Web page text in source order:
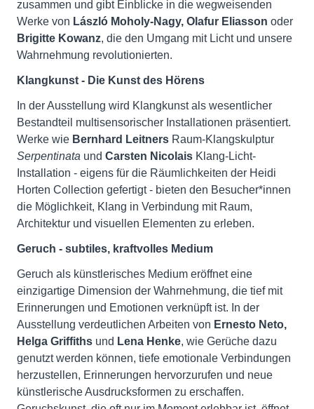
zusammen und gibt Einblicke in die wegweisenden
Werke von László Moholy-Nagy, Olafur Eliasson oder
Brigitte Kowanz, die den Umgang mit Licht und unsere
Wahrnehmung revolutionierten.
Klangkunst - Die Kunst des Hörens
In der Ausstellung wird Klangkunst als wesentlicher
Bestandteil multisensorischer Installationen präsentiert.
Werke wie Bernhard Leitners Raum-Klangskulptur
Serpentinata und Carsten Nicolais Klang-Licht-
Installation - eigens für die Räumlichkeiten der Heidi
Horten Collection gefertigt - bieten den Besucher*innen
die Möglichkeit, Klang in Verbindung mit Raum,
Architektur und visuellen Elementen zu erleben.
Geruch - subtiles, kraftvolles Medium
Geruch als künstlerisches Medium eröffnet eine
einzigartige Dimension der Wahrnehmung, die tief mit
Erinnerungen und Emotionen verknüpft ist. In der
Ausstellung verdeutlichen Arbeiten von Ernesto Neto,
Helga Griffiths und Lena Henke, wie Gerüche dazu
genutzt werden können, tiefe emotionale Verbindungen
herzustellen, Erinnerungen hervorzurufen und neue
künstlerische Ausdrucksformen zu erschaffen.